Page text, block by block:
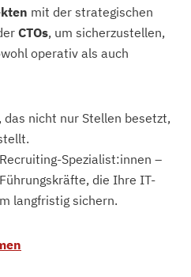
mit der strategischen
CTOs, um sicherzustellen,
operativ als auch
das nicht nur Stellen besetzt,
Spezialist:innen –
die Ihre IT-
langfristig sichern.